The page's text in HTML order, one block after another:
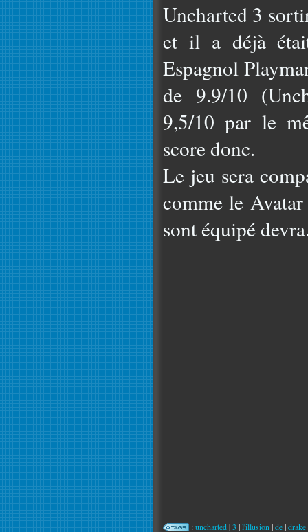
Uncharted 3
et il a déjà
Espagnol
de 9.9/10
9,5/10 par le
score donc.
Le jeu sera
comme le
sont équipé
:uncharted|3 |l'illusion |de|drake